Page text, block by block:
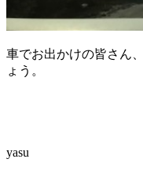
車でお出かけの皆さん
ょう。
yasu